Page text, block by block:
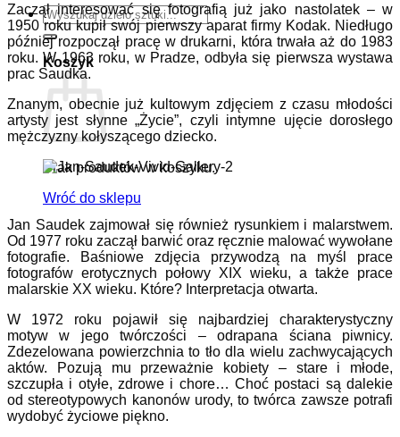
Koszyk
Brak produktów w koszyku.
Wróć do sklepu
Zaczął interesować się fotografią już jako nastolatek – w
1950 roku kupił swój pierwszy aparat firmy Kodak. Niedługo
później rozpoczął pracę w drukarni, która trwała aż do 1983
roku. W 1963 roku, w Pradze, odbyła się pierwsza wystawa
prac Saudka.
Znanym, obecnie już kultowym zdjęciem z czasu młodości
artysty jest słynne „Życie”, czyli intymne ujęcie dorosłego
mężczyzny kołyszącego dziecko.
Jan Saudek zajmował się również rysunkiem i malarstwem.
Od 1977 roku zaczął barwić oraz ręcznie malować wywołane
fotografie. Baśniowe zdjęcia przywodzą na myśl prace
fotografów erotycznych połowy XIX wieku, a także prace
malarskie XX wieku. Które? Interpretacja otwarta.
W 1972 roku pojawił się najbardziej charakterystyczny
motyw w jego twórczości – odrapana ściana piwnicy.
Zdezelowana powierzchnia to tło dla wielu zachwycających
aktów. Pozują mu przeważnie kobiety – stare i młode,
szczupła i otyłe, zdrowe i chore… Choć postaci są dalekie
od stereotypowych kanonów urody, to twórca zawsze potrafi
wydobyć życiowe piękno.